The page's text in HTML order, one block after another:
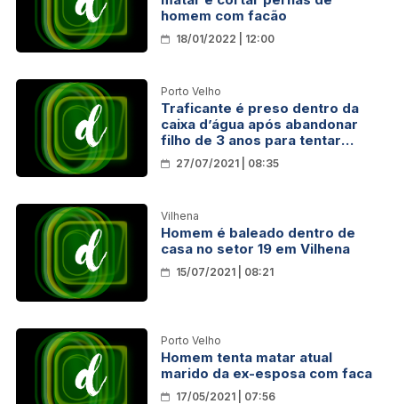
homem com facão
18/01/2022 | 12:00
Porto Velho
Traficante é preso dentro da
caixa d’água após abandonar
filho de 3 anos para tentar
escapar da polícia em RO
27/07/2021 | 08:35
Vilhena
Homem é baleado dentro de
casa no setor 19 em Vilhena
15/07/2021 | 08:21
Porto Velho
Homem tenta matar atual
marido da ex-esposa com faca
17/05/2021 | 07:56